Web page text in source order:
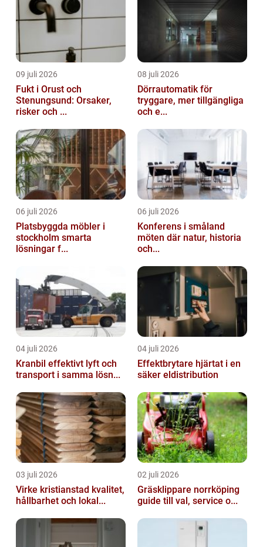
09 juli 2026
Fukt i Orust och
Stenungsund: Orsaker,
risker och ...
08 juli 2026
Dörrautomatik för
tryggare, mer tillgängliga
och e...
06 juli 2026
Platsbyggda möbler i
stockholm smarta
lösningar f...
06 juli 2026
Konferens i småland
möten där natur, historia
och...
04 juli 2026
Kranbil effektivt lyft och
transport i samma lösn...
04 juli 2026
Effektbrytare hjärtat i en
säker eldistribution
03 juli 2026
Virke kristianstad kvalitet,
hållbarhet och lokal...
02 juli 2026
Gräsklippare norrköping
guide till val, service o...